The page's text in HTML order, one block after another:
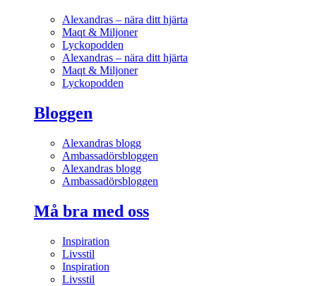
Alexandras – nära ditt hjärta
Maqt & Miljoner
Lyckopodden
Alexandras – nära ditt hjärta
Maqt & Miljoner
Lyckopodden
Bloggen
Alexandras blogg
Ambassadörsbloggen
Alexandras blogg
Ambassadörsbloggen
Må bra med oss
Inspiration
Livsstil
Inspiration
Livsstil